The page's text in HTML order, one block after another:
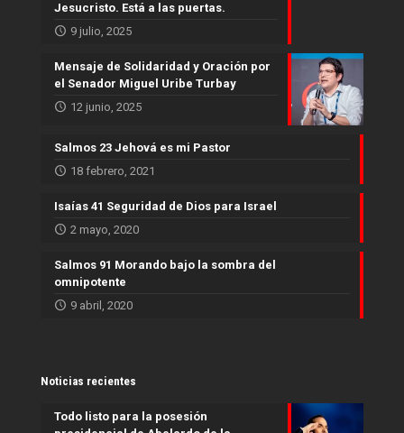
Jesucristo. Está a las puertas.
9 julio, 2025
Mensaje de Solidaridad y Oración por
el Senador Miguel Uribe Turbay
12 junio, 2025
Salmos 23 Jehová es mi Pastor
18 febrero, 2021
Isaías 41 Seguridad de Dios para Israel
2 mayo, 2020
Salmos 91 Morando bajo la sombra del
omnipotente
9 abril, 2020
Noticias recientes
Todo listo para la posesión